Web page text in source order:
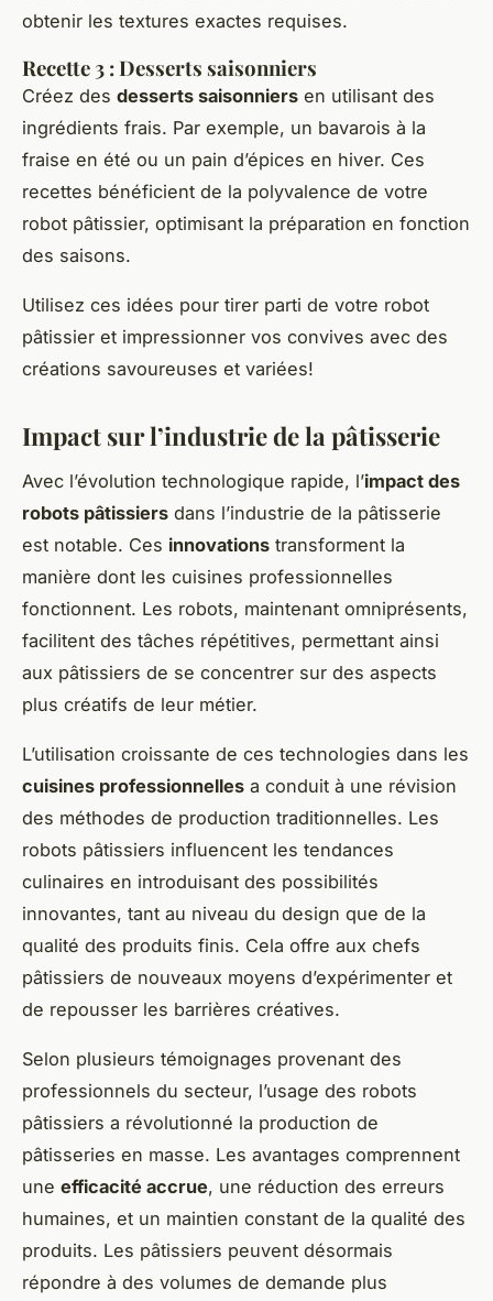
obtenir les textures exactes requises.
Recette 3 : Desserts saisonniers
Créez des desserts saisonniers en utilisant des
ingrédients frais. Par exemple, un bavarois à la
fraise en été ou un pain d’épices en hiver. Ces
recettes bénéficient de la polyvalence de votre
robot pâtissier, optimisant la préparation en fonction
des saisons.
Utilisez ces idées pour tirer parti de votre robot
pâtissier et impressionner vos convives avec des
créations savoureuses et variées!
Impact sur l’industrie de la pâtisserie
Avec l’évolution technologique rapide, l’impact des
robots pâtissiers dans l’industrie de la pâtisserie
est notable. Ces innovations transforment la
manière dont les cuisines professionnelles
fonctionnent. Les robots, maintenant omniprésents,
facilitent des tâches répétitives, permettant ainsi
aux pâtissiers de se concentrer sur des aspects
plus créatifs de leur métier.
L’utilisation croissante de ces technologies dans les
cuisines professionnelles a conduit à une révision
des méthodes de production traditionnelles. Les
robots pâtissiers influencent les tendances
culinaires en introduisant des possibilités
innovantes, tant au niveau du design que de la
qualité des produits finis. Cela offre aux chefs
pâtissiers de nouveaux moyens d’expérimenter et
de repousser les barrières créatives.
Selon plusieurs témoignages provenant des
professionnels du secteur, l’usage des robots
pâtissiers a révolutionné la production de
pâtisseries en masse. Les avantages comprennent
une efficacité accrue, une réduction des erreurs
humaines, et un maintien constant de la qualité des
produits. Les pâtissiers peuvent désormais
répondre à des volumes de demande plus